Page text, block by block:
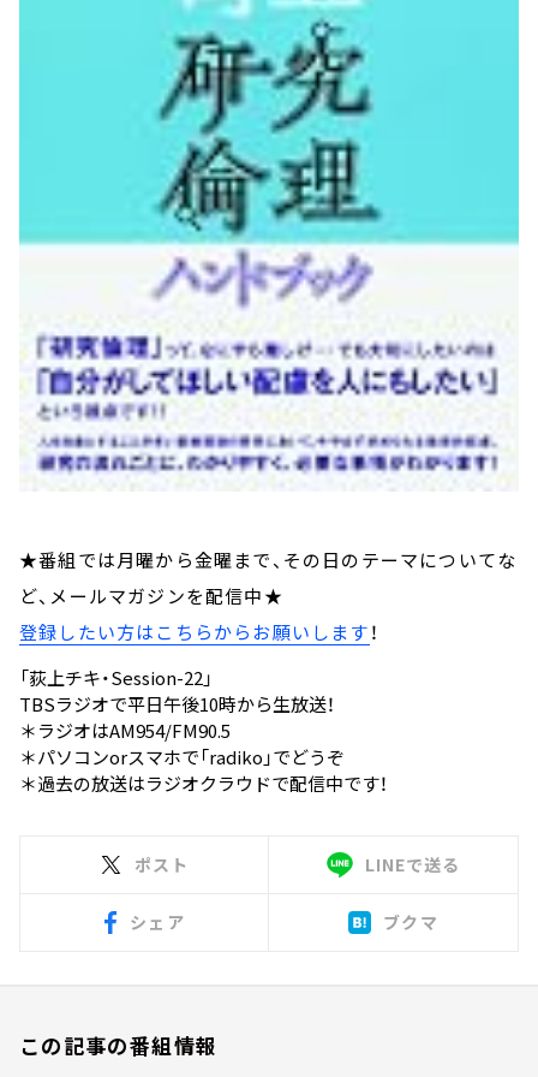
★番組では月曜から金曜まで、その日のテーマについてな
ど、メールマガジンを配信中★
登録したい方はこちらからお願いします！
「荻上チキ・Session-22」
TBSラジオで平日午後10時から生放送！
＊ラジオはAM954/FM90.5
＊パソコンorスマホで「radiko 」でどうぞ
＊過去の放送はラジオクラウドで配信中です！
ポスト LINEで送る
シェア ブクマ
この記事の番組情報